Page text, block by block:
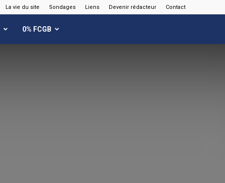
La vie du site Sondages Liens Devenir rédacteur Contact
0% FCGB